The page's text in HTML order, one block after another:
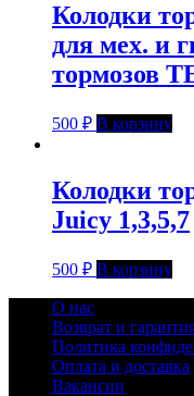
Колодки
для мех. и
тормозов
500 ₽ В корзину
Колодки
Juicy 1,3,5,7
500 ₽ В корзину
О нас
Возврат и
Политика
Оплата и доставка
Вакансии